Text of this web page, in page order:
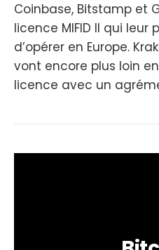
Coinbase, Bitstamp et
licence MIFID II qui
d’opérer en Europe.
vont encore plus loin
licence avec un